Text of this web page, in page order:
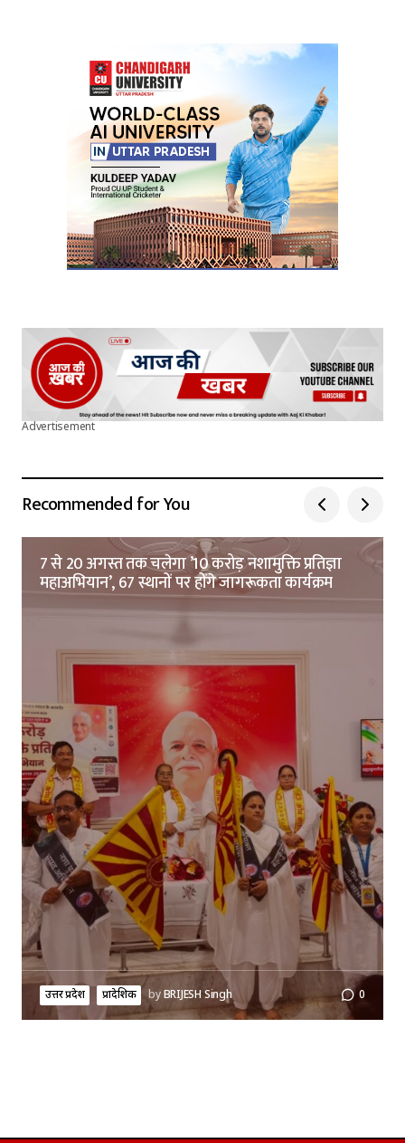
Your Name*
Your E-mail*
Submit Comment
Advertisement
Recommended for You
7 से 20 अगस्त तक चलेगा ’10 करोड़ नशामुक्ति प्रतिज्ञा
महाअभियान’, 67 स्थानों पर होंगे जागरूकता कार्यक्रम
उत्तर प्रदेश प्रादेशिक byBRIJESH Singh 0